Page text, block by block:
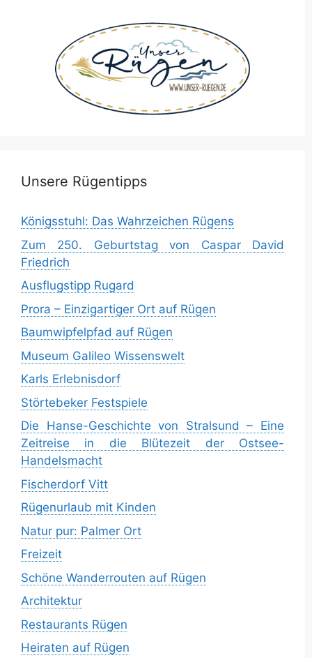
Unsere Rügentipps
Königsstuhl: Das Wahrzeichen Rügens
Zum 250. Geburtstag von Caspar David
Friedrich
Ausflugstipp Rugard
Prora – Einzigartiger Ort auf Rügen
Baumwipfelpfad auf Rügen
Museum Galileo Wissenswelt
Karls Erlebnisdorf
Störtebeker Festspiele
Die Hanse-Geschichte von Stralsund – Eine
Zeitreise in die Blütezeit der Ostsee-
Handelsmacht
Fischerdorf Vitt
Rügenurlaub mit Kinden
Natur pur: Palmer Ort
Freizeit
Schöne Wanderrouten auf Rügen
Architektur
Restaurants Rügen
Heiraten auf Rügen